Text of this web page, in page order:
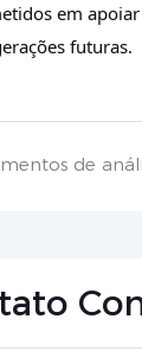
em
futuras.